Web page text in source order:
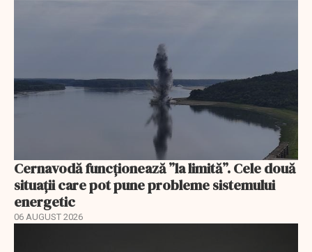
Cernavodă funcționează ”la limită”. Cele două
situații care pot pune probleme sistemului
energetic
06 AUGUST 2026